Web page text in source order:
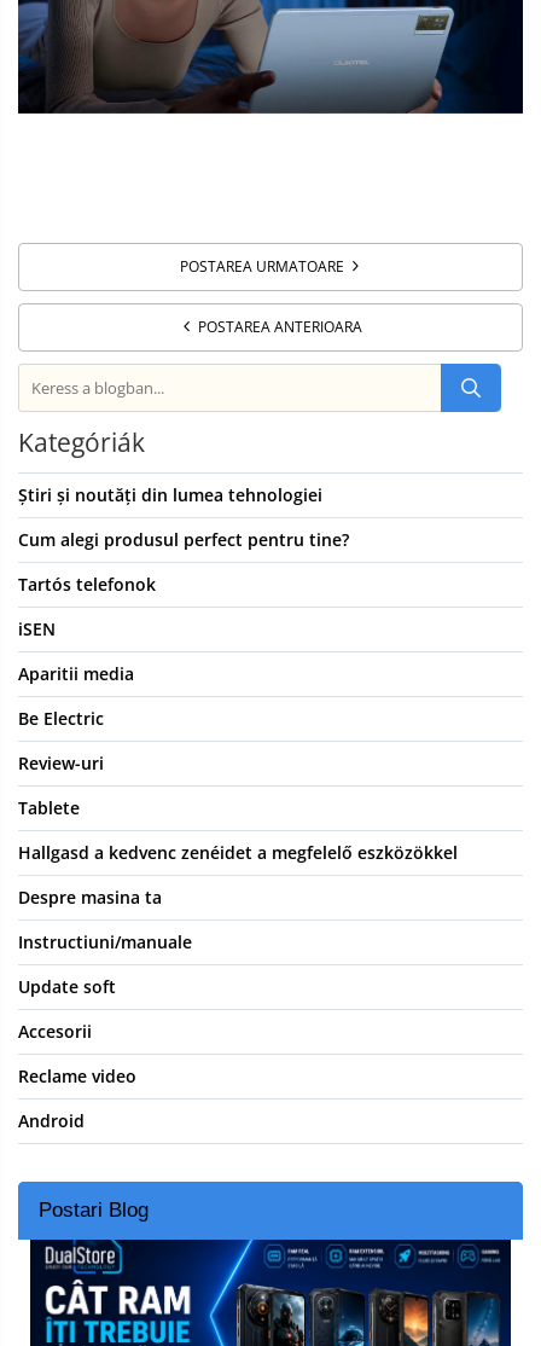
POSTAREA URMATOARE
POSTAREA ANTERIOARA
Kategóriák
Știri și noutăți din lumea tehnologiei
Cum alegi produsul perfect pentru tine?
Tartós telefonok
iSEN
Aparitii media
Be Electric
Review-uri
Tablete
Hallgasd a kedvenc zenéidet a megfelelő eszközökkel
Despre masina ta
Instructiuni/manuale
Update soft
Accesorii
Reclame video
Android
Postari Blog